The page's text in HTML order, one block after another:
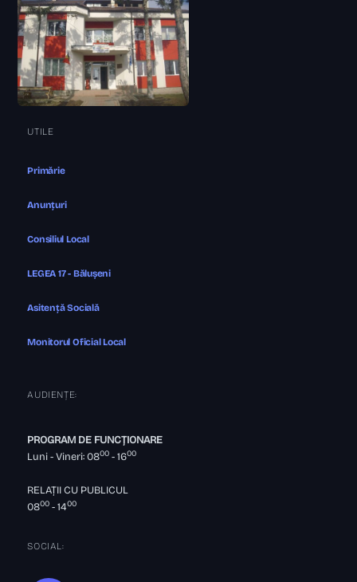
UTILE
Primărie
Anunțuri
Consiliul Local
LEGEA 17 - Bălușeni
Asitență Socială
Monitorul Oficial Local
AUDIENȚE:
PROGRAM DE FUNCȚIONARE
Luni - Vineri: 0800 - 1600
RELAȚII CU PUBLICUL
0800 - 1400
SOCIAL: